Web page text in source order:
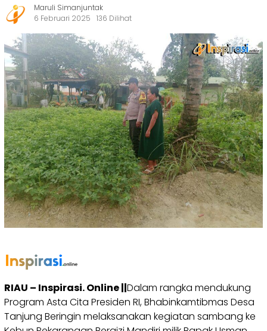
Maruli Simanjuntak
6 Februari 2025
136 Dilihat
RIAU – Inspirasi. Online ||Dalam rangka mendukung
Program Asta Cita Presiden RI, Bhabinkamtibmas Desa
Tanjung Beringin melaksanakan kegiatan sambang ke